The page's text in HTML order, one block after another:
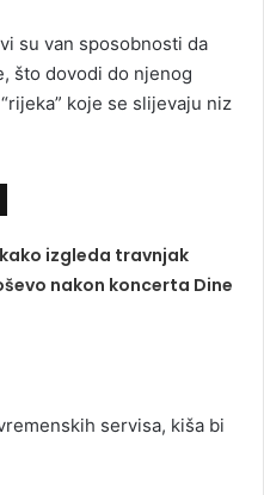
su van sposobnosti da
što dovodi do njenog
koje se slijevaju niz
izgleda travnjak
nakon koncerta Dine
servisa, kiša bi